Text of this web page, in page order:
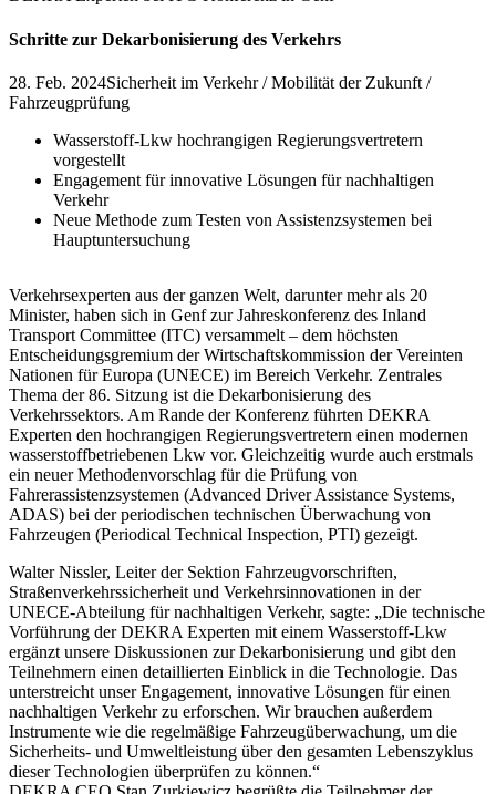
Schritte zur Dekarbonisierung des Verkehrs
28. Feb. 2024Sicherheit im Verkehr / Mobilität der Zukunft /
Fahrzeugprüfung
Wasserstoff-Lkw hochrangigen Regierungsvertretern
vorgestellt
Engagement für innovative Lösungen für nachhaltigen
Verkehr
Neue Methode zum Testen von Assistenzsystemen bei
Hauptuntersuchung
Verkehrsexperten aus der ganzen Welt, darunter mehr als 20
Minister, haben sich in Genf zur Jahreskonferenz des Inland
Transport Committee (ITC) versammelt – dem höchsten
Entscheidungsgremium der Wirtschaftskommission der Vereinten
Nationen für Europa (UNECE) im Bereich Verkehr. Zentrales
Thema der 86. Sitzung ist die Dekarbonisierung des
Verkehrssektors. Am Rande der Konferenz führten DEKRA
Experten den hochrangigen Regierungsvertretern einen modernen
wasserstoffbetriebenen Lkw vor. Gleichzeitig wurde auch erstmals
ein neuer Methodenvorschlag für die Prüfung von
Fahrerassistenzsystemen (Advanced Driver Assistance Systems,
ADAS) bei der periodischen technischen Überwachung von
Fahrzeugen (Periodical Technical Inspection, PTI) gezeigt.
Walter Nissler, Leiter der Sektion Fahrzeugvorschriften,
Straßenverkehrssicherheit und Verkehrsinnovationen in der
UNECE-Abteilung für nachhaltigen Verkehr, sagte: „Die technische
Vorführung der DEKRA Experten mit einem Wasserstoff-Lkw
ergänzt unsere Diskussionen zur Dekarbonisierung und gibt den
Teilnehmern einen detaillierten Einblick in die Technologie. Das
unterstreicht unser Engagement, innovative Lösungen für einen
nachhaltigen Verkehr zu erforschen. Wir brauchen außerdem
Instrumente wie die regelmäßige Fahrzeugüberwachung, um die
Sicherheits- und Umweltleistung über den gesamten Lebenszyklus
dieser Technologien überprüfen zu können.“